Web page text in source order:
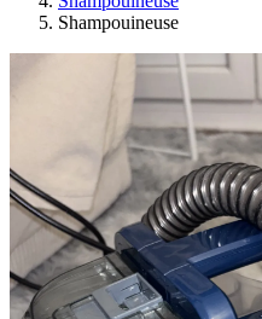
Shampouineuse